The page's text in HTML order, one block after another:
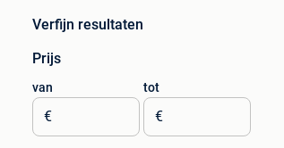
Verfijn resultaten
Prijs
van
€
tot
€